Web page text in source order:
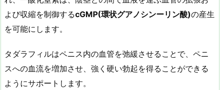
よび収縮を制御するcGMP(環状グアノシンーリン酸)の産生
を可能にします。
タダラフィルはペニス内の血管を弛緩させることで、ペニ
スへの血流を増加させ、強く硬い勃起を得ることができる
ようにサポートします。